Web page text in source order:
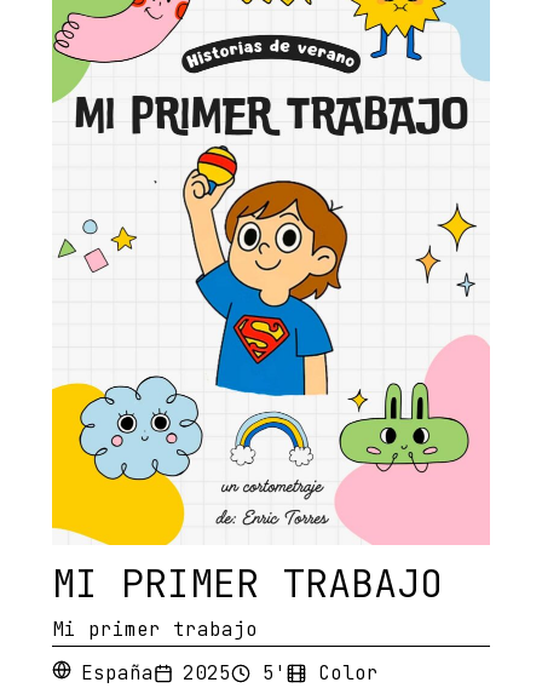
MI PRIMER TRABAJO
Mi primer trabajo
España
2025 5'
Color